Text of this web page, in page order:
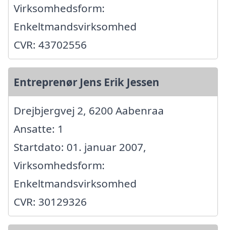
Virksomhedsform:
Enkeltmandsvirksomhed
CVR: 43702556
Entreprenør Jens Erik Jessen
Drejbjergvej 2, 6200 Aabenraa
Ansatte: 1
Startdato: 01. januar 2007,
Virksomhedsform:
Enkeltmandsvirksomhed
CVR: 30129326